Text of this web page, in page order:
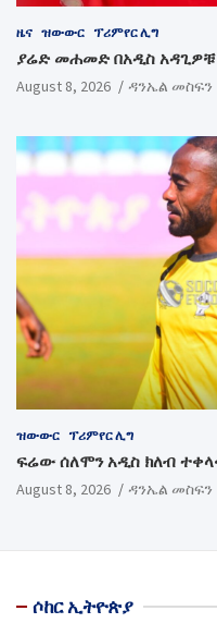
ዜና ዝውውር ፕሪምየር ሊግ
ያሬድ መሐመድ በአዲስ አዳጊዎቹ
August 8, 2026 ዳንኤል መስፍን
ዝውውር ፕሪምየር ሊግ
ፍሬው ሰለሞን አዲስ ክለብ
August 8, 2026 ዳንኤል መስፍን
ሶከር ኢትዮጵያ